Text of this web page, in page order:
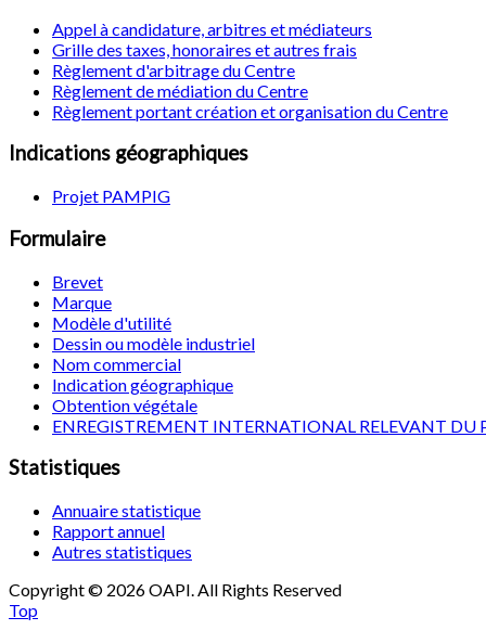
Appel à candidature, arbitres et médiateurs
Grille des taxes, honoraires et autres frais
Règlement d'arbitrage du Centre
Règlement de médiation du Centre
Règlement portant création et organisation du Centre
Indications géographiques
Projet PAMPIG
Formulaire
Brevet
Marque
Modèle d'utilité
Dessin ou modèle industriel
Nom commercial
Indication géographique
Obtention végétale
ENREGISTREMENT INTERNATIONAL RELEVANT DU
Statistiques
Annuaire statistique
Rapport annuel
Autres statistiques
Copyright © 2026 OAPI. All Rights Reserved
Top